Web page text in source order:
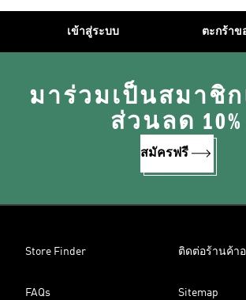
เข้าสู่ระบบ ตะกร้าข
มาร่วมเป็นสมาชิ
ส่วนลด 10%
สมัครฟรี
Store Finder ติดต่อร้านค้า
FAQs Sitemap